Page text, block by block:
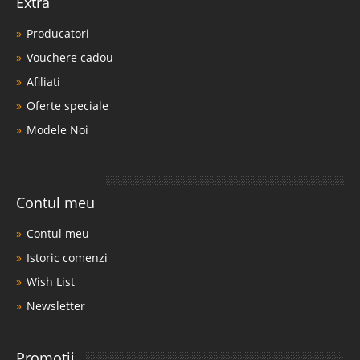
Saltea Ortopedica Viscojel + arcuri
Producatori
Vouchere cadou
Afiliati
Oferte speciale
Modele Noi
Contul meu
Contul meu
Istoric comenzi
Wish List
Newsletter